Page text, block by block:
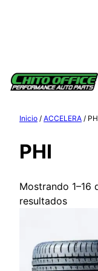
Inicio / ACCELERA /
PHI
Mostrando 1–16
resultados